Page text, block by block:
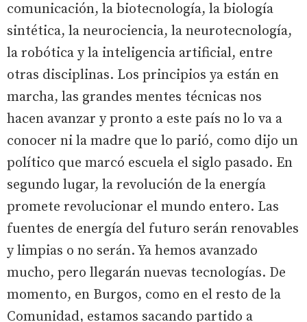
comunicación, la biotecnología, la biología
sintética, la neurociencia, la neurotecnología,
la robótica y la inteligencia artificial, entre
otras disciplinas. Los principios ya están en
marcha, las grandes mentes técnicas nos
hacen avanzar y pronto a este país no lo va a
conocer ni la madre que lo parió, como dijo un
político que marcó escuela el siglo pasado. En
segundo lugar, la revolución de la energía
promete revolucionar el mundo entero. Las
fuentes de energía del futuro serán renovables
y limpias o no serán. Ya hemos avanzado
mucho, pero llegarán nuevas tecnologías. De
momento, en Burgos, como en el resto de la
Comunidad, estamos sacando partido a